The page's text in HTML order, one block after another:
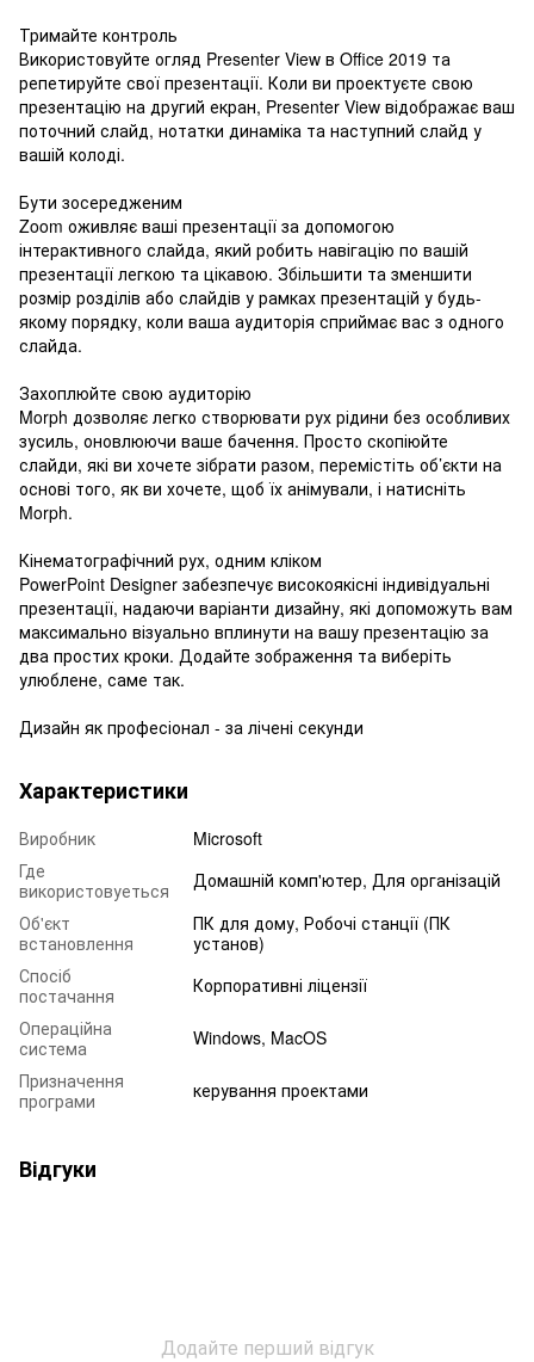
Тримайте контроль
Використовуйте огляд Presenter View в Office 2019 та
репетируйте свої презентації. Коли ви проектуєте свою
презентацію на другий екран, Presenter View відображає ваш
поточний слайд, нотатки динаміка та наступний слайд у
вашій колоді.
Бути зосередженим
Zoom оживляє ваші презентації за допомогою
інтерактивного слайда, який робить навігацію по вашій
презентації легкою та цікавою. Збільшити та зменшити
розмір розділів або слайдів у рамках презентацій у будь-
якому порядку, коли ваша аудиторія сприймає вас з одного
слайда.
Захоплюйте свою аудиторію
Morph дозволяє легко створювати рух рідини без особливих
зусиль, оновлюючи ваше бачення. Просто скопіюйте
слайди, які ви хочете зібрати разом, перемістіть об’єкти на
основі того, як ви хочете, щоб їх анімували, і натисніть
Morph.
Кінематографічний рух, одним кліком
PowerPoint Designer забезпечує високоякісні індивідуальні
презентації, надаючи варіанти дизайну, які допоможуть вам
максимально візуально вплинути на вашу презентацію за
два простих кроки. Додайте зображення та виберіть
улюблене, саме так.
Дизайн як професіонал - за лічені секунди
Характеристики
Виробник
Microsoft
Где
використовуеться
Домашній комп'ютер, Для організацій
Об'єкт
встановлення
ПК для дому, Робочі станції (ПК
установ)
Спосіб
постачання
Корпоративні ліцензії
Операційна
система
Windows, MacOS
Призначення
програми
керування проектами
Відгуки
Додайте перший відгук